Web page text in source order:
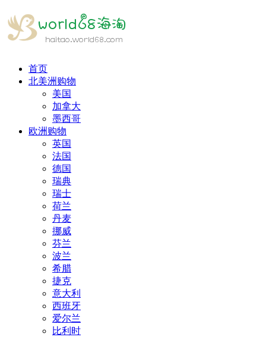
首页
北美洲购物
美国
加拿大
墨西哥
欧洲购物
英国
法国
德国
瑞典
瑞士
荷兰
丹麦
挪威
芬兰
波兰
希腊
捷克
意大利
西班牙
爱尔兰
比利时